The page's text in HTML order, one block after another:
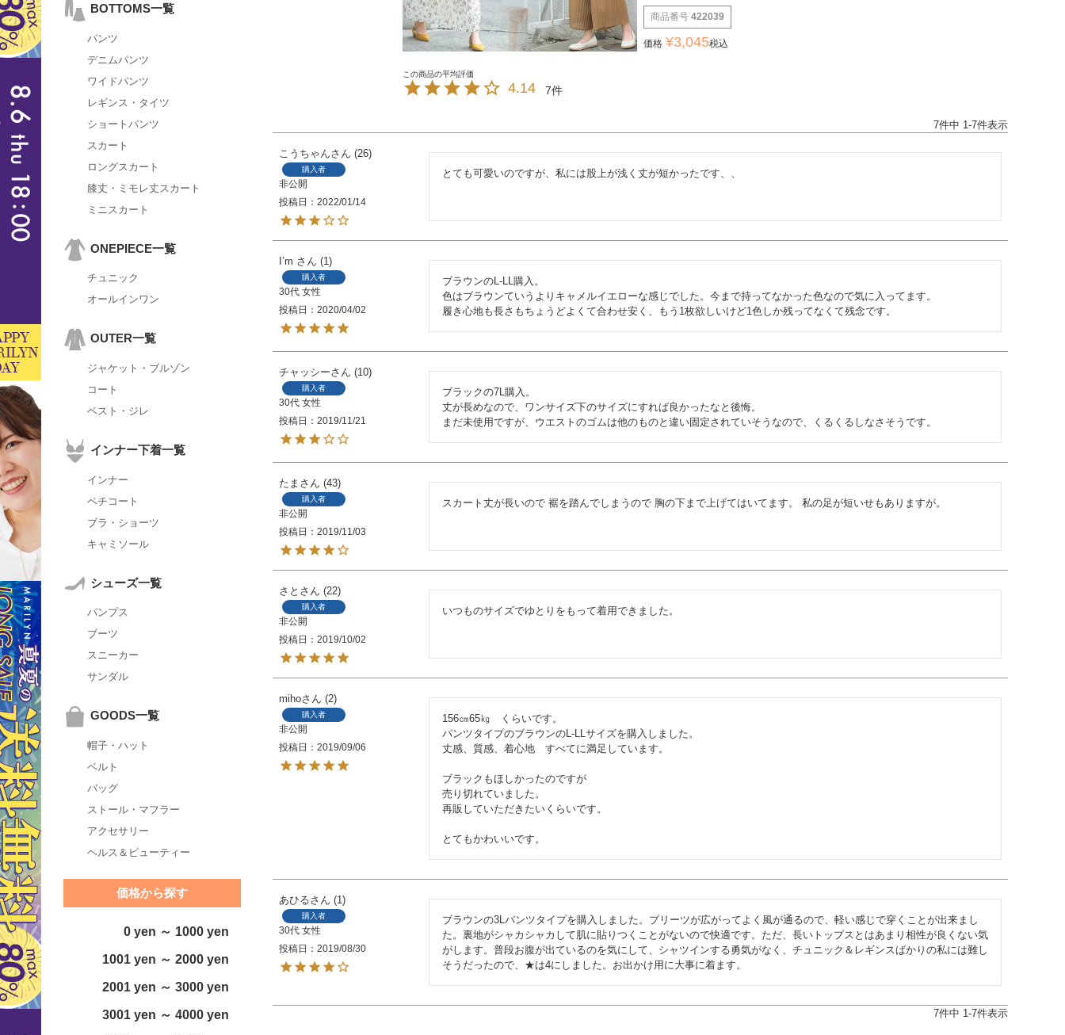
BOTTOMS一覧
パンツ
デニムパンツ
ワイドパンツ
レギンス・タイツ
ショートパンツ
スカート
ロングスカート
膝丈・ミモレ丈スカート
ミニスカート
ONEPIECE一覧
チュニック
オールインワン
OUTER一覧
ジャケット・ブルゾン
コート
ベスト・ジレ
インナー下着一覧
インナー
ペチコート
ブラ・ショーツ
キャミソール
シューズ一覧
パンプス
ブーツ
スニーカー
サンダル
GOODS一覧
帽子・ハット
ベルト
バッグ
ストール・マフラー
アクセサリー
ヘルス＆ビューティー
価格から探す
0 yen ～ 1000 yen
1001 yen ～ 2000 yen
2001 yen ～ 3000 yen
3001 yen ～ 4000 yen
商品番号 422039
価格 ¥3,045税込
4.14 7
7件中 1 -7件表示
こうちゃん 26
購入者
非公開
投稿日
2022/01/14
とても可愛いのですが、私には股上が浅く丈が短かったです、、
I’m 1
購入者
30代 女性
投稿日
2020/04/02
ブラウンのL-LL購入。
色はブラウンていうよりキャメルイエローな感じでした。今まで持ってなかった色なので気に入ってます。
履き心地も長さもちょうどよくて合わせ安く、もう1枚欲しいけど1色しか残ってなくて残念です。
チャッシー 10
購入者
30代 女性
投稿日
2019/11/21
ブラックの7L購入。
丈が長めなので、ワンサイズ下のサイズにすれば良かったなと後悔。
まだ未使用ですが、ウエストのゴムは他のものと違い固定されていそうなので、くるくるしなさそうです。
たま 43
購入者
非公開
投稿日
2019/11/03
スカート丈が長いので 裾を踏んでしまうので 胸の下まで上げてはいてます。 私の足が短いせもありますが。
さと 22
購入者
非公開
投稿日
2019/10/02
いつものサイズでゆとりをもって着用できました。
miho 2
購入者
非公開
投稿日
2019/09/06
156㎝65㎏　くらいです。
パンツタイプのブラウンのL-LLサイズを購入しました。
丈感、質感、着心地　すべてに満足しています。
ブラックもほしかったのですが
売り切れていました。
再販していただきたいくらいです。
とてもかわいいです。
あひる 1
購入者
30代 女性
投稿日
2019/08/30
ブラウンの3Lパンツタイプを購入しました。プリーツが広がってよく風が通るので、軽い感じで穿くことが出来まし
た。裏地がシャカシャカして肌に貼りつくことがないので快適です。ただ、長いトップスとはあまり相性が良くない気
がします。普段お腹が出ているのを気にして、シャツインする勇気がなく、チュニック＆レギンスばかりの私には難し
そうだったので、★は4にしました。お出かけ用に大事に着ます。
7件中 1 -7件表示